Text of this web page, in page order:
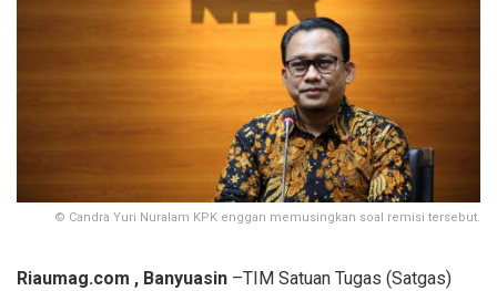
© Candra Yuri Nuralam KPK enggan memusingkan soal remisi tersebut.
Riaumag.com , Banyuasin –TIM Satuan Tugas (Satgas)